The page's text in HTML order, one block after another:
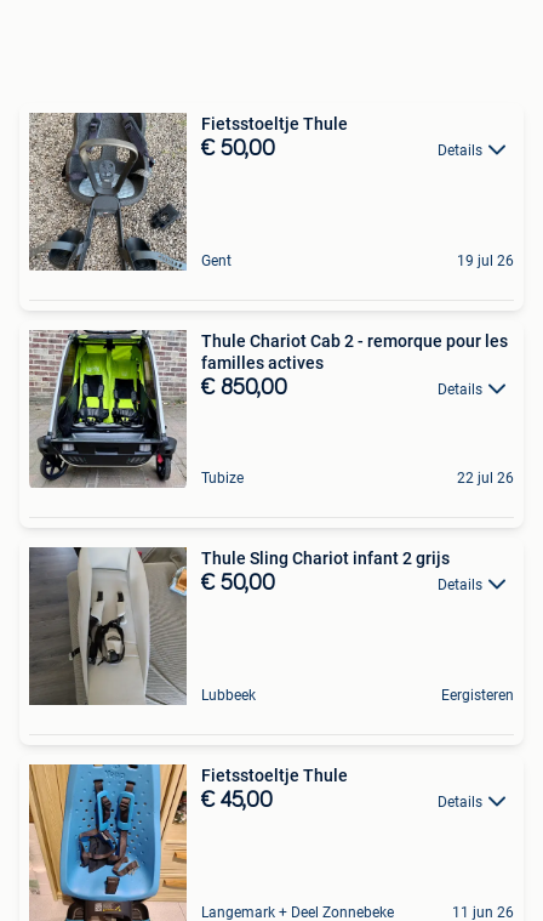
Fietsstoeltje Thule
€ 50,00 Details
Gent 19 jul 26
Thule Chariot Cab 2 - remorque pour les
familles actives
€ 850,00 Details
Tubize 22 jul 26
Thule Sling Chariot infant 2 grijs
€ 50,00 Details
Lubbeek Eergisteren
Fietsstoeltje Thule
€ 45,00 Details
Langemark + Deel Zonnebeke 11 jun 26